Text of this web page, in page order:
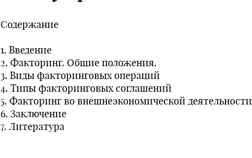
Содержание
1. Введение
2. Факторинг. Общие положения.
3. Виды факторинговых операций
4. Типы факторинговых соглашений
5. Факторинг во внешнеэкономической деятельности
6. Заключение
7. Литература